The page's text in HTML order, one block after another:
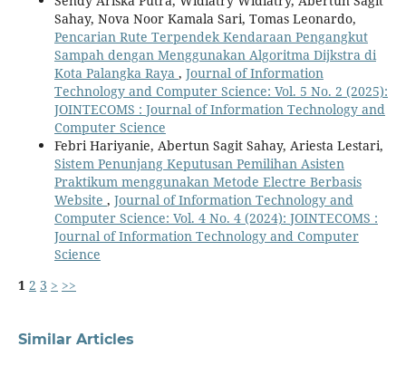
Sahay, Nova Noor Kamala Sari, Tomas Leonardo,
Pencarian Rute Terpendek Kendaraan Pengangkut
Sampah dengan Menggunakan Algoritma Dijkstra di
Kota Palangka Raya , Journal of Information
Technology and Computer Science: Vol. 5 No. 2 (2025):
JOINTECOMS : Journal of Information Technology and
Computer Science
Febri Hariyanie, Abertun Sagit Sahay, Ariesta Lestari,
Sistem Penunjang Keputusan Pemilihan Asisten
Praktikum menggunakan Metode Electre Berbasis
Website , Journal of Information Technology and
Computer Science: Vol. 4 No. 4 (2024): JOINTECOMS :
Journal of Information Technology and Computer
Science
1 2 3 > >>
Similar Articles